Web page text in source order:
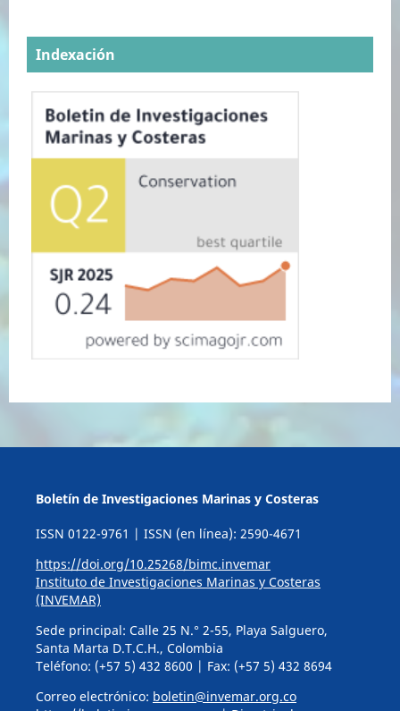
Indexación
Boletín de Investigaciones Marinas y Costeras
ISSN 0122-9761 | ISSN (en línea): 2590-4671
https://doi.org/10.25268/bimc.invemar
Instituto de Investigaciones Marinas y Costeras
(INVEMAR)
Sede principal: Calle 25 N.° 2-55, Playa Salguero,
Santa Marta D.T.C.H., Colombia
Teléfono: (+57 5) 432 8600 | Fax: (+57 5) 432 8694
Correo electrónico: boletin@invemar.org.co